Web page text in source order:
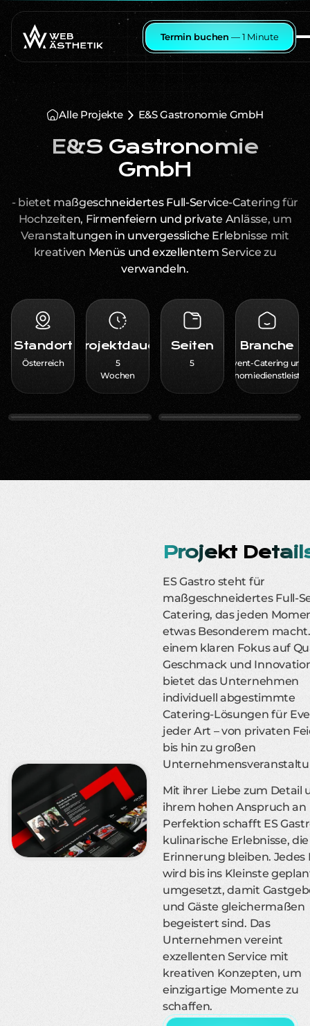
Termin buchen— 1 Minute
Alle Projekte E&S Gastronomie GmbH
E&S Gastronomie
GmbH
- bietet maßgeschneidertes Full-Service-Catering für
Hochzeiten, Firmenfeiern und private Anlässe, um
Veranstaltungen in unvergessliche Erlebnisse mit
kreativen Menüs und exzellentem Service zu
verwandeln.
Standort
Österreich
Projektdauer
5
Wochen
Seiten
5
Branche
Event-Catering und
Projekt
ES Gastro steht für
maßgeschneidertes Full-
Catering, das jeden
etwas Besonderem
einem klaren Fokus auf
Geschmack und
bietet das Unternehmen
individuell abgestimmte
Catering-Lösungen für
jeder Art – von privaten
bis hin zu großen
Mit ihrer Liebe zum Detail
ihrem hohen Anspruch an
Perfektion schafft ES
kulinarische Erlebnisse,
Erinnerung bleiben. Jedes
wird bis ins Kleinste
umgesetzt, damit
und Gäste gleichermaßen
begeistert sind. Das
Unternehmen vereint
exzellenten Service mit
kreativen Konzepten, um
einzigartige Momente zu
schaffen.